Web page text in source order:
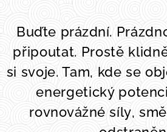
Buďte prázdní.
připoutat. Prostě
si svoje. Tam, kde se
energetický
rovnovážné síly,